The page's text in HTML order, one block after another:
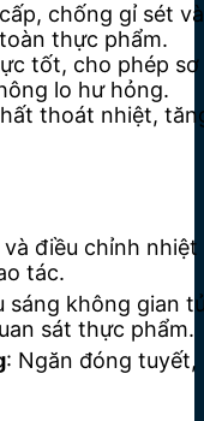
chống gỉ sét và
thực phẩm.
tốt, cho phép sơ
lo hư hỏng.
thoát nhiệt,
và điều chỉnh nhiệt
tác.
sáng không gian
sát thực phẩm.
: Ngăn đóng tuyết,